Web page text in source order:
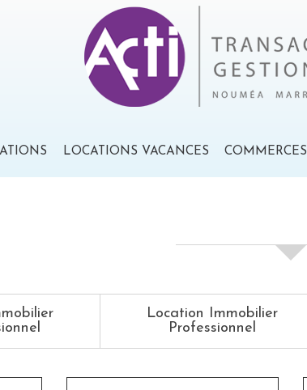
LOCATIONS VACANCES COMMERCES
Location Immobilier
Professionnel